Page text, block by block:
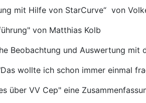
mit Hilfe von StarCurve“ von
von Matthias Kolb
Beobachtung und Auswertung mit
wollte ich schon immer einmal
über VV Cep" eine